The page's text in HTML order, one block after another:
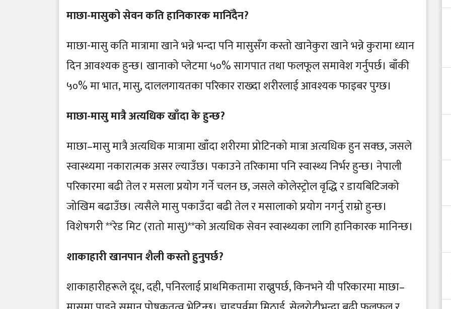
माछा-मासुको सेवन कति हानिकारक मानिँदैन?
माछा-मासु कति मात्रामा खाने भन्ने भन्दा पनि मासुसँग कस्तो खानेकुरा खाने भन्ने कुरामा ध्यान
दिन आवश्यक हुन्छ। खानाको प्लेटमा ५०% सागपात तथा फलफूल समावेश गर्नुपर्छ। बाँकी
५०% मा भात, मासु, दाललगायतका परिकार राख्दा शरीरलाई आवश्यक फाइबर पुग्छ।
माछा-मासु मात्रै अत्यधिक खाँदा के हुन्छ?
माछा–मासु मात्रै अत्यधिक मात्रामा खाँदा शरीरमा प्रोटिनको मात्रा अत्यधिक हुन सक्छ, जसले
स्वास्थ्यमा नकारात्मक असर ल्याउँछ। पकाउने तरिकामा पनि स्वास्थ्य निर्भर हुन्छ। नेपाली
परिकारमा बढी तेल र मसला प्रयोग गर्ने चलन छ, जसले कोलेस्ट्रोल वृद्धि र डायबिटिजको
जोखिम बढाउँछ। त्यसैले मासु पकाउँदा बढी तेल र मसालाको प्रयोग नगर्नु राम्रो हुन्छ।
विशेषगरी **रेड मिट (रातो मासु)**को अत्यधिक सेवन स्वास्थ्यका लागि हानिकारक मानिन्छ।
शाकाहारी खानपान शैली कस्तो हुनुपर्छ?
शाकाहारीहरूले दूध, दही, पनिरलाई प्राथमिकतामा राख्नुपर्छ, किनभने यी परिकारमा माछा–